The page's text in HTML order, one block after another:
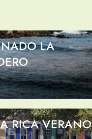
LA
RICA VERANO